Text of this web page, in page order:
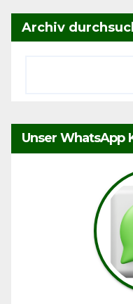
Archiv
Unser WhatsApp